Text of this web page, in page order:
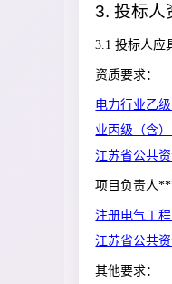
3. 投标人
3.1 投标人应
资质要求：
电力行业乙
业丙级（含
江苏省公共
项目负责人
注册电气工
江苏省公共
其他要求：